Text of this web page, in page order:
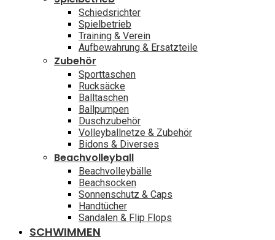
Schiedsrichter
Spielbetrieb
Training & Verein
Aufbewahrung & Ersatzteile
Zubehör
Sporttaschen
Rucksäcke
Balltaschen
Ballpumpen
Duschzubehör
Volleyballnetze & Zubehör
Bidons & Diverses
Beachvolleyball
Beachvolleybälle
Beachsocken
Sonnenschutz & Caps
Handtücher
Sandalen & Flip Flops
SCHWIMMEN